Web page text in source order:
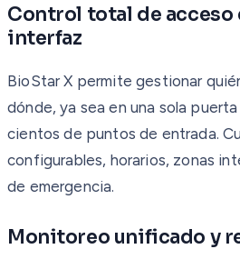
Control total de acceso
interfaz
BioStar X permite gestionar
dónde, ya sea en una sola
cientos de puntos de entrada.
configurables, horarios, zonas
de emergencia.
Monitoreo unificado y